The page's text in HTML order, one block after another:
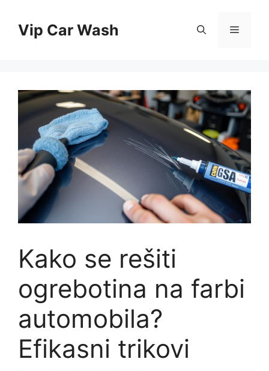
contentVip Car Wash Menu
Kako se rešiti
ogrebotina na farbi
automobila?
Efikasni trikovi